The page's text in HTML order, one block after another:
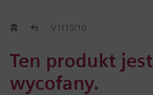
Old2NewV1f15/10
Ten produkt jest
wycofany.